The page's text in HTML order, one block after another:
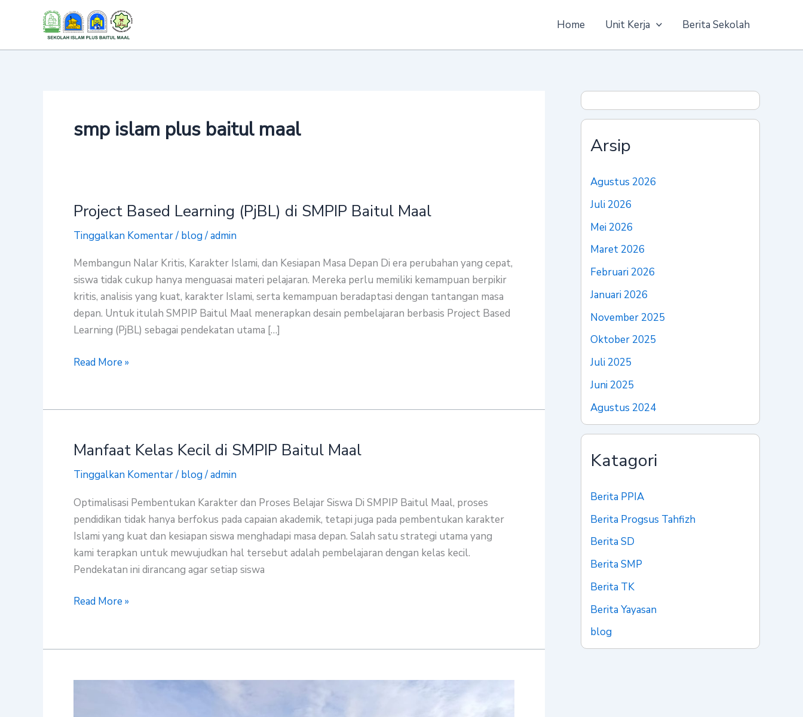
Home Unit Kerja Berita Sekolah
smp islam plus baitul maal
Project Based Learning (PjBL) di SMPIP Baitul Maal
Tinggalkan Komentar/ blog/admin
Membangun Nalar Kritis, Karakter Islami, dan Kesiapan Masa Depan Di era perubahan yang cepat,
siswa tidak cukup hanya menguasai materi pelajaran. Mereka perlu memiliki kemampuan berpikir
kritis, analisis yang kuat, karakter Islami, serta kemampuan beradaptasi dengan tantangan masa
depan. Untuk itulah SMPIP Baitul Maal menerapkan desain pembelajaran berbasis Project Based
Learning (PjBL) sebagai pendekatan utama […]
Project
Learning
(PjBL)
di
SMPIP
Baitul
Maal
Read More »
Manfaat Kelas Kecil di SMPIP Baitul Maal
Tinggalkan Komentar/ blog/admin
Optimalisasi Pembentukan Karakter dan Proses Belajar Siswa Di SMPIP Baitul Maal, proses
pendidikan tidak hanya berfokus pada capaian akademik, tetapi juga pada pembentukan karakter
Islami yang kuat dan kesiapan siswa menghadapi masa depan. Salah satu strategi utama yang
kami terapkan untuk mewujudkan hal tersebut adalah pembelajaran dengan kelas kecil.
Pendekatan ini dirancang agar setiap siswa
Manfaat
Kecil
di
SMPIP
Baitul
Maal
Read More »
Arsip
Agustus 2026
Juli 2026
Mei 2026
Maret 2026
Februari 2026
Januari 2026
November 2025
Oktober 2025
Juli 2025
Juni 2025
Agustus 2024
Katagori
Berita PPIA
Berita Progsus Tahfizh
Berita SD
Berita SMP
Berita TK
Berita Yayasan
blog